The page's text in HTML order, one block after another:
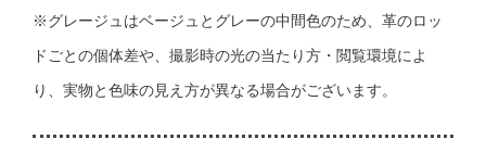
※グレージュはベージュとグレーの中間色のため、革のロッ
ドごとの個体差や、撮影時の光の当たり方・閲覧環境によ
り、実物と色味の見え方が異なる場合がございます。